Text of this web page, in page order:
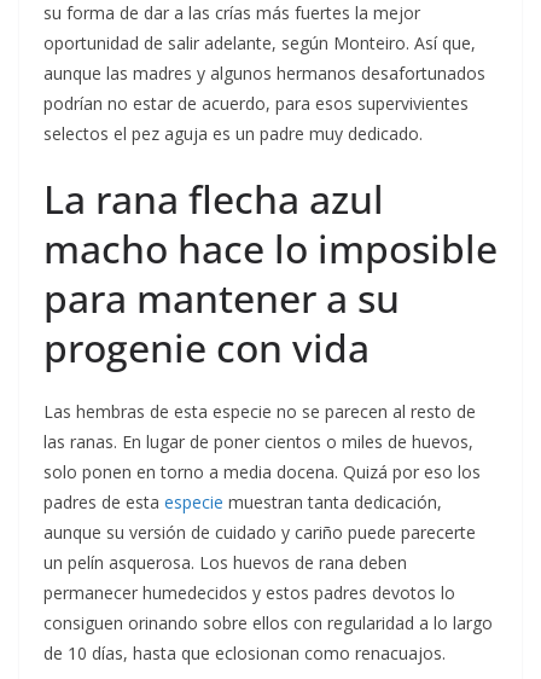
su forma de dar a las crías más fuertes la mejor
oportunidad de salir adelante, según Monteiro. Así que,
aunque las madres y algunos hermanos desafortunados
podrían no estar de acuerdo, para esos supervivientes
selectos el pez aguja es un padre muy dedicado.
La rana flecha azul
macho hace lo imposible
para mantener a su
progenie con vida
Las hembras de esta especie no se parecen al resto de
las ranas. En lugar de poner cientos o miles de huevos,
solo ponen en torno a media docena. Quizá por eso los
padres de esta especie muestran tanta dedicación,
aunque su versión de cuidado y cariño puede parecerte
un pelín asquerosa. Los huevos de rana deben
permanecer humedecidos y estos padres devotos lo
consiguen orinando sobre ellos con regularidad a lo largo
de 10 días, hasta que eclosionan como renacuajos.